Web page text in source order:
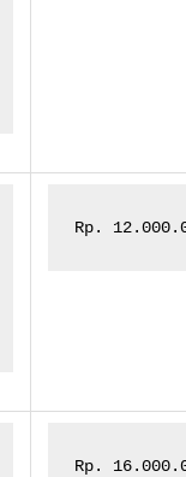
Rp.
Rp.